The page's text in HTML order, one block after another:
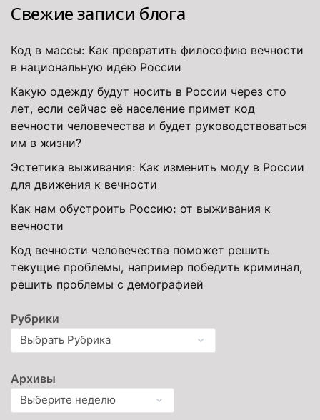
Свежие записи блога
Код в массы: Как превратить философию вечности
в национальную идею России
Какую одежду будут носить в России через сто
лет, если сейчас её население примет код
вечности человечества и будет руководствоваться
им в жизни?
Эстетика выживания: Как изменить моду в России
для движения к вечности
Как нам обустроить Россию: от выживания к
вечности
Код вечности человечества поможет решить
текущие проблемы, например победить криминал,
решить проблемы с демографией
Рубрики
Архивы